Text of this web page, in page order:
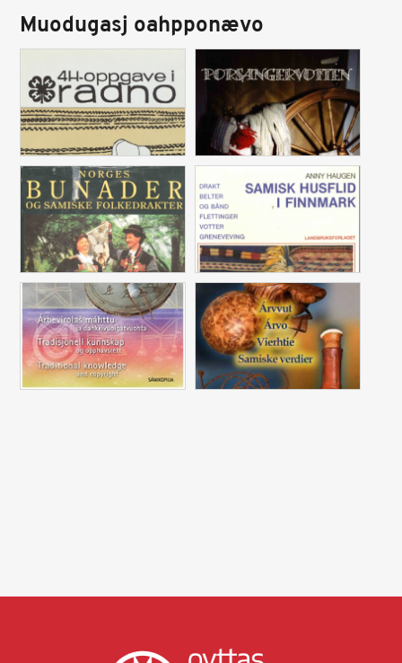
Muodugasj oahpponævo